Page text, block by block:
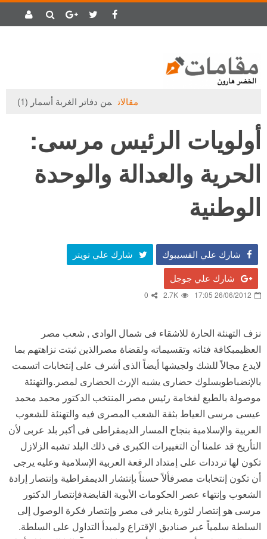
مقالات من دفاتر الغربة أسمار (1)
أولويات الرئيس مرسى:
الحرية والعدالة والوحدة
الوطنية
شارك علي الفسيبوك شارك علي تويتر
شارك علي جوجل
26/06/2012 17:05
2.7K
0
نزف التهنئة الحارة للاشقاء فى شمال الوادى , شعب مصر
العظيمبكافة فئاته وتقسيماته ولقضاة مصرالذين ثبتت نزاهتهم بما
لايدع مجالاً للشك ولجيشها أيضاً الذى أشرف على إنتخابات اتسمت
بالإنضباطوبسلوك حضارى يشبه الإرث الحضارى لمصر.والتهنئة
موصولة بالطبع لفخامة رئيس مصر المنتخب الدكتور محمد محمد
عيسى مرسى العياط بثقة الشعب المصرى فيه والتهنئة للشعوب
العربية والإسلامية بنجاح المسار الديمقراطى فى أكبر بلد عربى لأن
التأريخ قد علمنا أن التغييرات الكبرى فى ذلك البلد تشبه الزلازل
تكون لها ترددات على إمتداد الرقعة العربية الإسلامية وعليه يرجى
أن تكون إنتخابات مصرفألاً حسناً بإنتشار الديمقراطية وإنتصار إرادة
الشعوب وإنتهاء عصر الحكومات الأبوية القابضةفإنتصار الدكتور
مرسى هو إنتصار لثورة يناير فى مصر وإنتصار فكرة الوصول إلى
السلطة سلمياً عبر صناديق الإقتراع ولمبدأ التداول على السلطة.